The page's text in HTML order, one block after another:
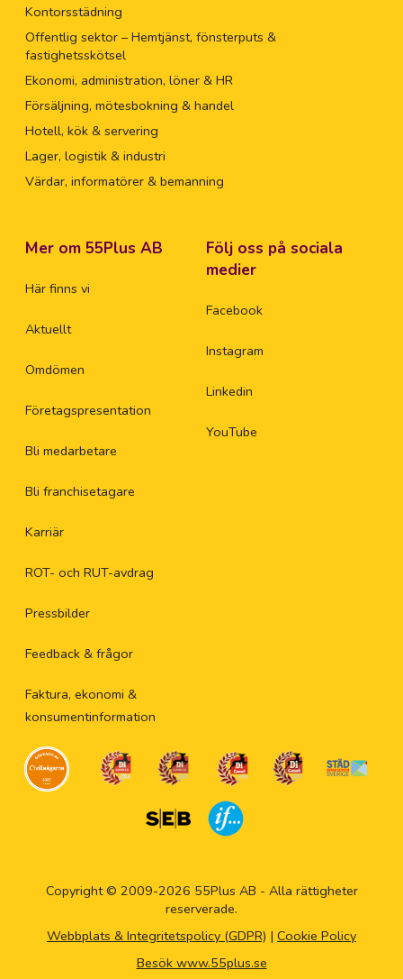
Kontorsstädning
Offentlig sektor – Hemtjänst, fönsterputs &
fastighetsskötsel
Ekonomi, administration, löner & HR
Försäljning, mötesbokning & handel
Hotell, kök & servering
Lager, logistik & industri
Värdar, informatörer & bemanning
Mer om 55Plus AB
Här finns vi
Aktuellt
Omdömen
Företagspresentation
Bli medarbetare
Bli franchisetagare
Karriär
ROT- och RUT-avdrag
Pressbilder
Feedback & frågor
Faktura, ekonomi &
konsumentinformation
Följ oss på sociala
medier
Facebook
Instagram
Linkedin
YouTube
Copyright © 2009-2026 55Plus AB - Alla rättigheter
reserverade.
Webbplats & Integritetspolicy (GDPR) | Cookie Policy
Besök www.55plus.se